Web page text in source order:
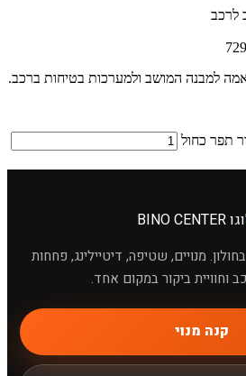
לרכב? ×
לרכב
למבנה המושב ולמערכות בטיחות ברכב.
תפר כחול
מנויים, שטיפה, דיטיילינג, פחחות
וחוויית ביקור במקום אחד.
קנה מנוי